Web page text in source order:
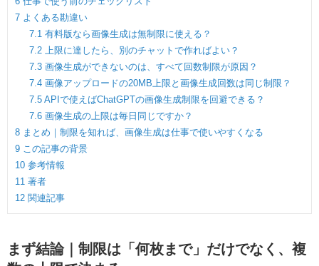
7 よくある勘違い
7.1有料版なら画像生成は無制限に使える？
7.2上限に達したら、別のチャットで作ればよい？
7.3画像生成ができないのは、すべて回数制限が原因？
7.4画像アップロードの20MB上限と画像生成回数は同じ制限？
7.5APIで使えばChatGPTの画像生成制限を回避できる？
7.6画像生成の上限は毎日同じですか？
8 まとめ｜制限を知れば、画像生成は仕事で使いやすくなる
9 この記事の背景
10 参考情報
11 著者
12 関連記事
まず結論｜制限は「何枚まで」だけでなく、複